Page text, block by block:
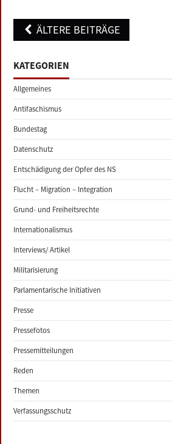
Post
navigation
ÄLTERE BEITRÄGE
KATEGORIEN
Allgemeines
Antifaschismus
Bundestag
Datenschutz
Entschädigung der Opfer des NS
Flucht – Migration – Integration
Grund- und Freiheitsrechte
Internationalismus
Interviews/ Artikel
Militarisierung
Parlamentarische Initiativen
Presse
Pressefotos
Pressemitteilungen
Reden
Themen
Verfassungsschutz